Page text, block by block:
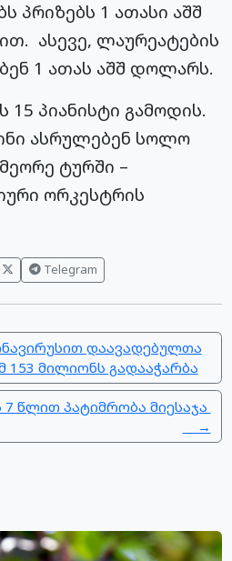
პრიზებს 1 ათასი აშშ
ასევე, ლაურეატების
1 ათას აშშ დოლარს.
15 პიანისტი გამოდის.
ასრულებენ სოლო
ტურში –
ორკესტრის
Telegram
დაავადებულთა
მილიონს გადააჭარბა
წლით პატიმრობა მიესაჯა
→